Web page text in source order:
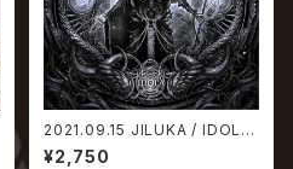
2021.09.15 JILUKA / IDOLA
【通常盤】
¥2,750